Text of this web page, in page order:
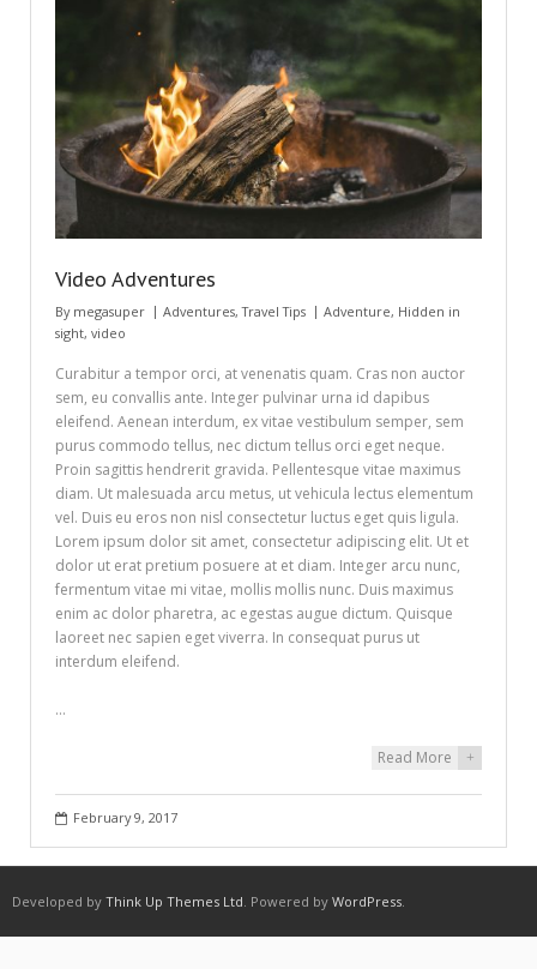
Video Adventures
By megasuper Adventures,Travel Tips Adventure, Hidden in
sight, video
Curabitur a tempor orci, at venenatis quam. Cras non auctor
sem, eu convallis ante. Integer pulvinar urna id dapibus
eleifend. Aenean interdum, ex vitae vestibulum semper, sem
purus commodo tellus, nec dictum tellus orci eget neque.
Proin sagittis hendrerit gravida. Pellentesque vitae maximus
diam. Ut malesuada arcu metus, ut vehicula lectus elementum
vel. Duis eu eros non nisl consectetur luctus eget quis ligula.
Lorem ipsum dolor sit amet, consectetur adipiscing elit. Ut et
dolor ut erat pretium posuere at et diam. Integer arcu nunc,
fermentum vitae mi vitae, mollis mollis nunc. Duis maximus
enim ac dolor pharetra, ac egestas augue dictum. Quisque
laoreet nec sapien eget viverra. In consequat purus ut
interdum eleifend.
…
Read More +
February 9, 2017
Developed by Think Up Themes Ltd . Powered by WordPress